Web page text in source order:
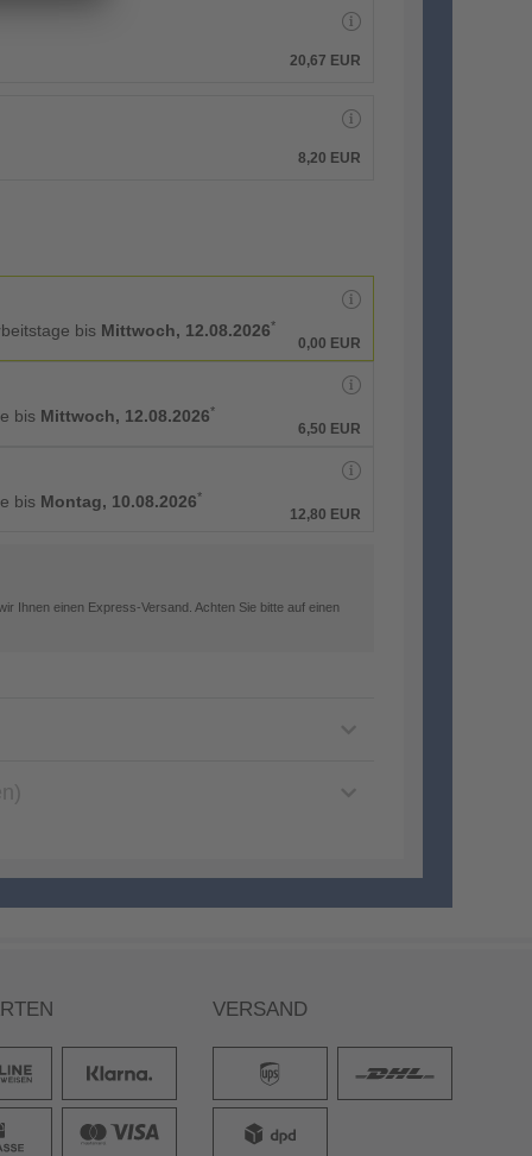
20,67 EUR
8,20 EUR
bis Mittwoch, 12.08.2026*
0,00 EUR
bis Mittwoch, 12.08.2026*
6,50 EUR
bis Montag, 10.08.2026*
12,80 EUR
Ihnen einen Express-Versand. Achten Sie bitte auf einen
VERSAND